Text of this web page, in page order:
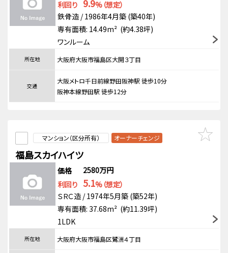
利回り 9.9%（想定）
鉄骨造 / 1986年4月築 (築40年)
専有面積: 14.49m² (約4.38坪)
ワンルーム
所在地 大阪府大阪市福島区大開３丁目
交通
大阪メトロ千日前線野田阪神駅 徒歩10分
阪神本線野田駅 徒歩12分
マンション（区分所有） オーナーチェンジ
福島スカイハイツ
価格
2580万円
利回り 5.1%（想定）
ＳＲＣ造 / 1974年5月築 (築52年)
専有面積: 37.68m² (約11.39坪)
1LDK
所在地 大阪府大阪市福島区鷺洲４丁目